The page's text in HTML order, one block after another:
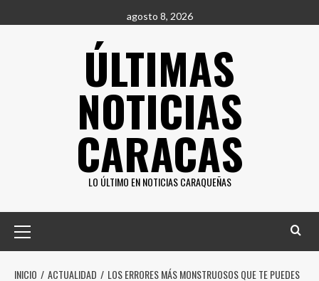
al
agosto 8, 2026
ÚLTIMAS
NOTICIAS
CARACAS
LO ÚLTIMO EN NOTICIAS CARAQUEÑAS
principal
INICIO ACTUALIDAD
LOS ERRORES MÁS MONSTRUOSOS QUE TE PUEDES